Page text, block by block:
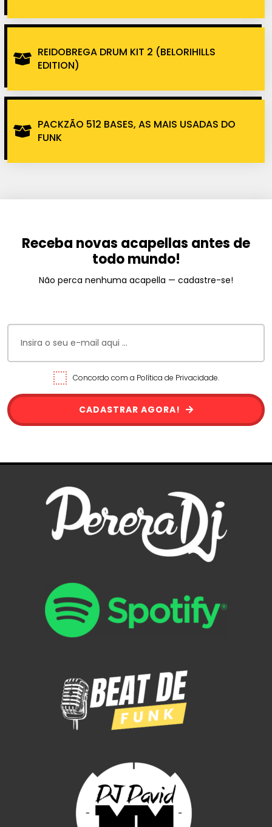
REIDOBREGA DRUM KIT 2 (BELORIHILLS
EDITION)
PACKZÃO 512 BASES, AS MAIS USADAS DO
FUNK
Receba novas acapellas antes de
todo mundo!
Não perca nenhuma acapella — cadastre-se!
Concordo com a Política de Privacidade.
CADASTRAR AGORA!